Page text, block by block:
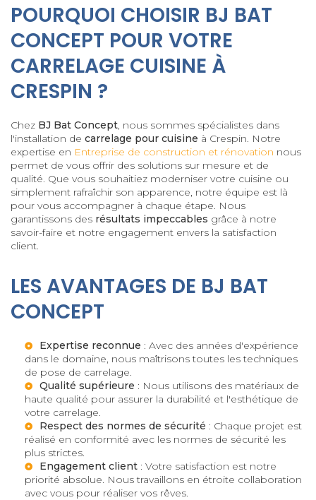
POURQUOI CHOISIR BJ BAT
CONCEPT POUR VOTRE
CARRELAGE CUISINE À
CRESPIN ?
Chez BJ Bat Concept, nous sommes spécialistes dans
l'installation de carrelage pour cuisine à Crespin. Notre
expertise en Entreprise de construction et rénovation nous
permet de vous offrir des solutions sur mesure et de
qualité. Que vous souhaitiez moderniser votre cuisine ou
simplement rafraîchir son apparence, notre équipe est là
pour vous accompagner à chaque étape. Nous
garantissons des résultats impeccables grâce à notre
savoir-faire et notre engagement envers la satisfaction
client.
LES AVANTAGES DE BJ BAT
CONCEPT
Expertise reconnue : Avec des années d'expérience
dans le domaine, nous maîtrisons toutes les techniques
de pose de carrelage.
Qualité supérieure : Nous utilisons des matériaux de
haute qualité pour assurer la durabilité et l'esthétique de
votre carrelage.
Respect des normes de sécurité : Chaque projet est
réalisé en conformité avec les normes de sécurité les
plus strictes.
Engagement client : Votre satisfaction est notre
priorité absolue. Nous travaillons en étroite collaboration
avec vous pour réaliser vos rêves.